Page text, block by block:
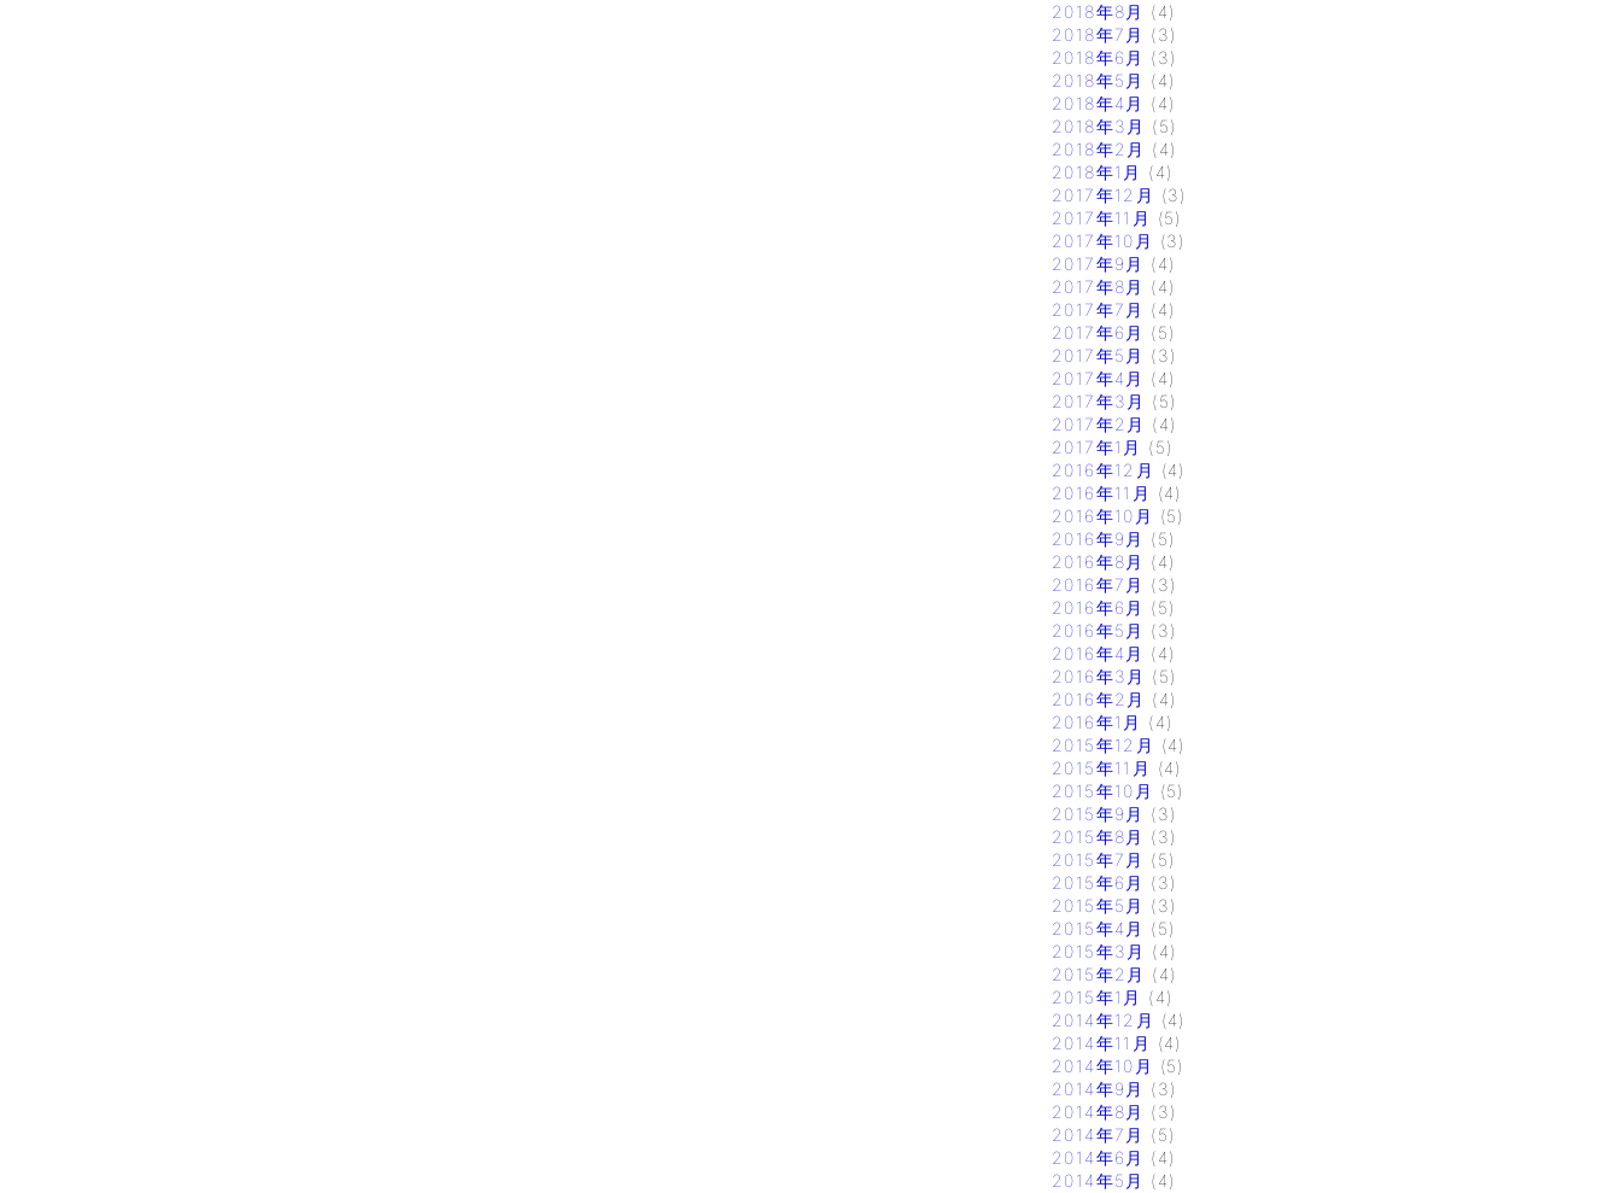
2018年8月
(4)
2018年7月
(3)
2018年6月
(3)
2018年5月
(4)
2018年4月
(4)
2018年3月
(5)
2018年2月
(4)
2018年1月
(4)
2017年12月
(3)
2017年11月
(5)
2017年10月
(3)
2017年9月
(4)
2017年8月
(4)
2017年7月
(4)
2017年6月
(5)
2017年5月
(3)
2017年4月
(4)
2017年3月
(5)
2017年2月
(4)
2017年1月
(5)
2016年12月
(4)
2016年11月
(4)
2016年10月
(5)
2016年9月
(5)
2016年8月
(4)
2016年7月
(3)
2016年6月
(5)
2016年5月
(3)
2016年4月
(4)
2016年3月
(5)
2016年2月
(4)
2016年1月
(4)
2015年12月
(4)
2015年11月
(4)
2015年10月
(5)
2015年9月
(3)
2015年8月
(3)
2015年7月
(5)
2015年6月
(3)
2015年5月
(3)
2015年4月
(5)
2015年3月
(4)
2015年2月
(4)
2015年1月
(4)
2014年12月
(4)
2014年11月
(4)
2014年10月
(5)
2014年9月
(3)
2014年8月
(3)
2014年7月
(5)
2014年6月
(4)
2014年5月
(4)